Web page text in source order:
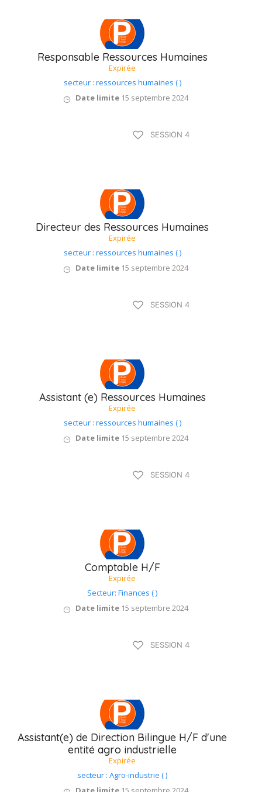
Responsable Ressources Humaines
Expirée
secteur : ressources humaines ( )
Date limite15 septembre 2024
SESSION 4
Directeur des Ressources Humaines
Expirée
secteur : ressources humaines ( )
Date limite15 septembre 2024
SESSION 4
Assistant (e) Ressources Humaines
Expirée
secteur : ressources humaines ( )
Date limite15 septembre 2024
SESSION 4
Comptable H/F
Expirée
Secteur: Finances ( )
Date limite15 septembre 2024
SESSION 4
Assistant(e) de Direction Bilingue H/F d'une
entité agro industrielle
Expirée
secteur : Agro-industrie ( )